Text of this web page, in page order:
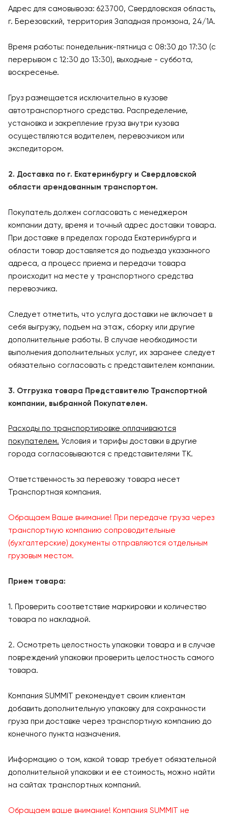
Адрес для самовывоза: 623700, Свердловская область,
г. Березовский, территория Западная промзона, 24/1А.
Время работы: понедельник-пятница с 08:30 до 17:30 (с
перерывом с 12:30 до 13:30), выходные - суббота,
воскресенье.
Груз размещается исключительно в кузове
автотранспортного средства. Распределение,
установка и закрепление груза внутри кузова
осуществляются водителем, перевозчиком или
экспедитором.
2. Доставка по г. Екатеринбургу и Свердловской
области арендованным транспортом.
Покупатель должен согласовать с менеджером
компании дату, время и точный адрес доставки товара.
При доставке в пределах города Екатеринбурга и
области товар доставляется до подъезда указанного
адреса, а процесс приема и передачи товара
происходит на месте у транспортного средства
перевозчика.
Следует отметить, что услуга доставки не включает в
себя выгрузку, подъем на этаж, сборку или другие
дополнительные работы. В случае необходимости
выполнения дополнительных услуг, их заранее следует
обязательно согласовать с представителем компании.
3. Отгрузка товара Представителю Транспортной
компании, выбранной Покупателем.
Расходы по транспортировке оплачиваются
покупателем. Условия и тарифы доставки в другие
города согласовываются с представителями ТК.
Ответственность за перевозку товара несет
Транспортная компания.
Обращаем Ваше внимание! При передаче груза через
транспортную компанию сопроводительные
(бухгалтерские) документы отправляются отдельным
грузовым местом.
Прием товара:
1. Проверить соответствие маркировки и количество
товара по накладной.
2. Осмотреть целостность упаковки товара и в случае
повреждений упаковки проверить целостность самого
товара.
Компания SUMMIT рекомендует своим клиентам
добавить дополнительную упаковку для сохранности
груза при доставке через транспортную компанию до
конечного пункта назначения.
Информацию о том, какой товар требует обязательной
дополнительной упаковки и ее стоимость, можно найти
на сайтах транспортных компаний.
Обращаем ваше внимание! Компания SUMMIT не